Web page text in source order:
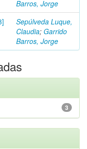
Barros, Jorge
Sepúlveda Luque,
Claudia; Garrido
Barros, Jorge
3